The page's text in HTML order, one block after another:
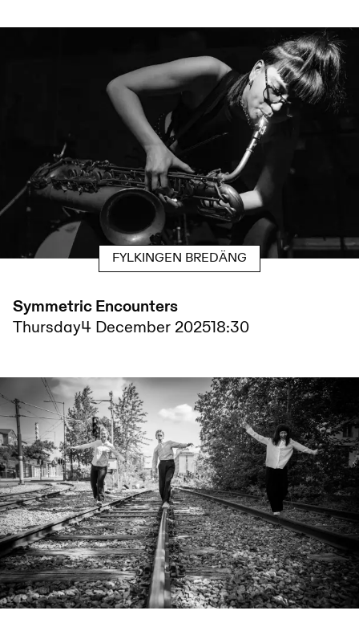
FYLKINGEN BREDÄNG
Symmetric Encounters
Thursday4 December 202518:30